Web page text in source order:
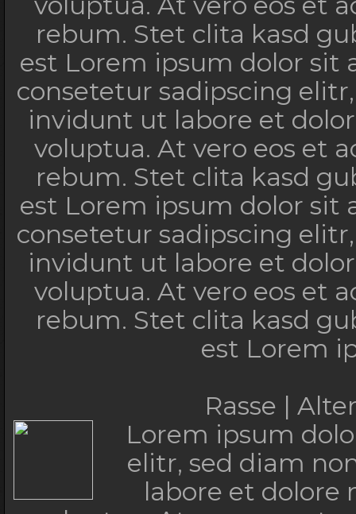
<div
<div
<font
<div
<div
<div
<div
<div
<sm3>Rasse |
</
rebum. Stet clita kasd
est Lorem ipsum dolor sit
consetetur sadipscing
invidunt ut labore et
voluptua. At vero eos et
rebum. Stet clita kasd
est Lorem ipsum dolor sit
consetetur sadipscing
invidunt ut labore et
voluptua. At vero eos et
rebum. Stet clita kasd
est Lorem
Rasse |
Lorem ipsum
elitr, sed diam
labore et dolore